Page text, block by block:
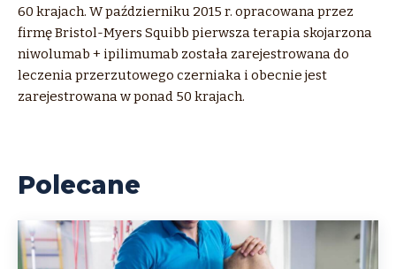
60 krajach. W październiku 2015 r. opracowana przez
firmę Bristol-Myers Squibb pierwsza terapia skojarzona
niwolumab + ipilimumab została zarejestrowana do
leczenia przerzutowego czerniaka i obecnie jest
zarejestrowana w ponad 50 krajach.
Polecane